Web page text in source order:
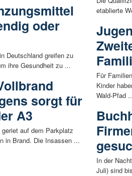
oder
Deutschland greifen zu
ihre Gesundheit zu ...
sorgt für
A3
auf dem Parkplatz
in Brand. Die Insassen ...
etablierte
Für
Kinder
Wald-Pfad
In der
Juli) sind